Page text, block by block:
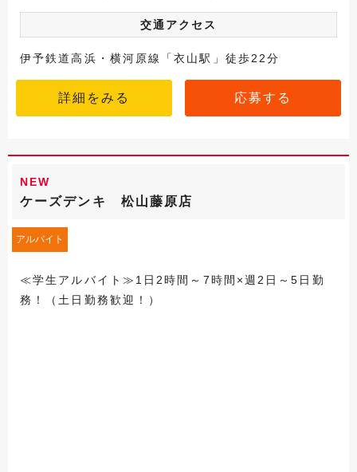
交通アクセス
伊予鉄道高浜・横河原線「衣山駅」徒歩22分
詳細をみる 応募する
NEW
ケーズデンキ 松山藤原店
アルバイト
≪学生アルバイト≫1日2時間～7時間×週2日～5日勤
務！（土日勤務歓迎！）